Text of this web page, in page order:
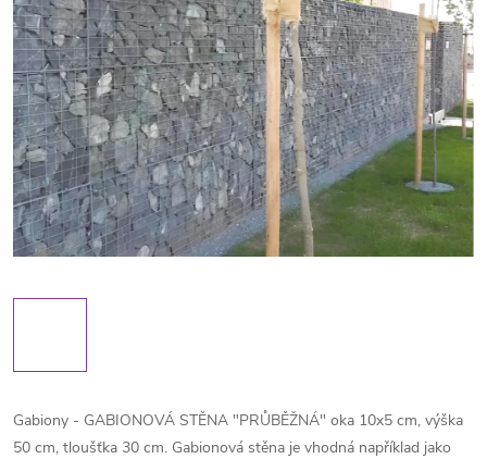
Gabiony - GABIONOVÁ STĚNA "PRŮBĚŽNÁ" oka 10x5 cm, výška
50 cm, tloušťka 30 cm. Gabionová stěna je vhodná například jako